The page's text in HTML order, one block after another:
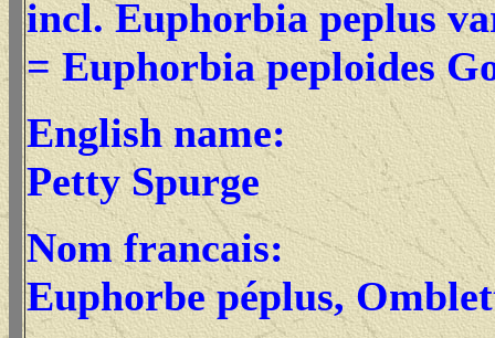
incl. Euphorbia peplus
= Euphorbia peploides
English name:
Petty Spurge
Nom francais:
Euphorbe péplus,